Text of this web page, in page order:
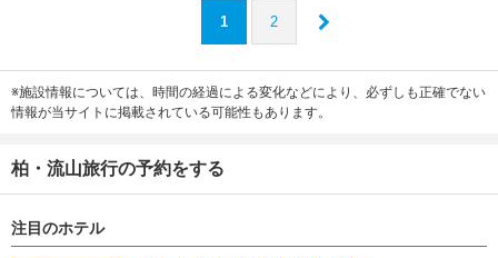
1 2
※施設情報については、時間の経過による変化などにより、必ずしも正確でない
情報が当サイトに掲載されている可能性もあります。
柏・流山旅行の予約をする
注目のホテル